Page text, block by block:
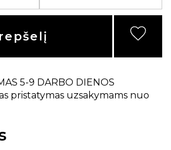
5-9 DARBO DIENOS
pristatymas uzsakymams nuo